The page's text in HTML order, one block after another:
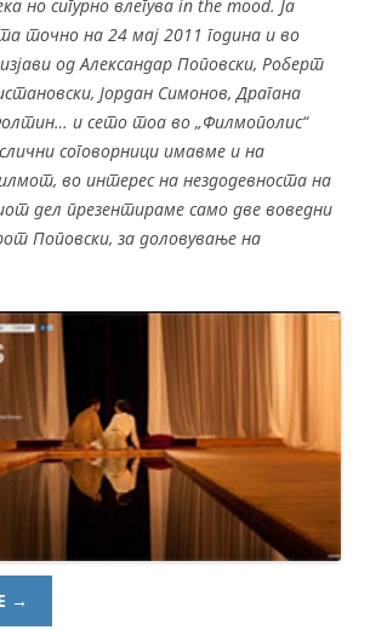
но сигурно влегува in the mood. Ја
точно на 24 мај 2011 година и во
од Александар Поповски, Роберт
Јордан Симонов, Драгана
и сето тоа во „Филмополис“
соговорници имавме и на
во интерес на нездодевноста на
дел презентираме само две воведни
Поповски, за доловување на
→